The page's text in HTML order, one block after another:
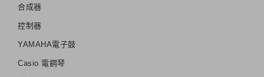
合成器
控制器
YAMAHA電子鼓
Casio 電鋼琴